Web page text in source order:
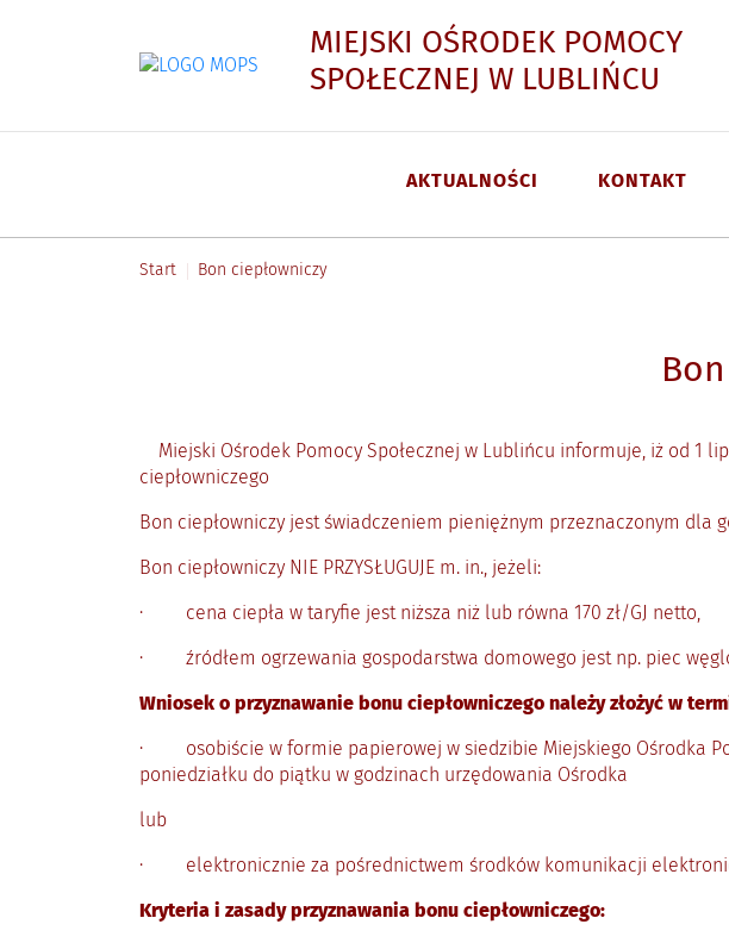
MIEJSKI OŚRODEK POMOCY
SPOŁECZNEJ W LUBLIŃCU -
AKTUALNOŚCI KONTAKT
Start Bon ciepłowniczy
Miejski Ośrodek Pomocy Społecznej w Lublińcu informuje, iż od 1
ciepłowniczego
Bon ciepłowniczy jest świadczeniem pieniężnym przeznaczonym dla
Bon ciepłowniczy NIE PRZYSŁUGUJE m. in., jeżeli:
· cena ciepła w taryfie jest niższa niż lub równa 170 zł/GJ netto,
· źródłem ogrzewania gospodarstwa domowego jest np. piec
Wniosek o przyznawanie bonu ciepłowniczego należy złożyć w
· osobiście w formie papierowej w siedzibie Miejskiego Ośrodka
poniedziałku do piątku w godzinach urzędowania Ośrodka
lub
· elektronicznie za pośrednictwem środków komunikacji
Kryteria i zasady przyznawania bonu ciepłowniczego: